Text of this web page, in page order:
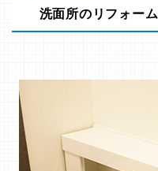
洗面所のリフォーム